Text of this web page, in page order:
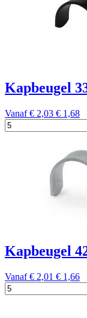
Kapbeugel
Vanaf € 2,03 € 1,68
Kapbeugel
Vanaf € 2,01 € 1,66